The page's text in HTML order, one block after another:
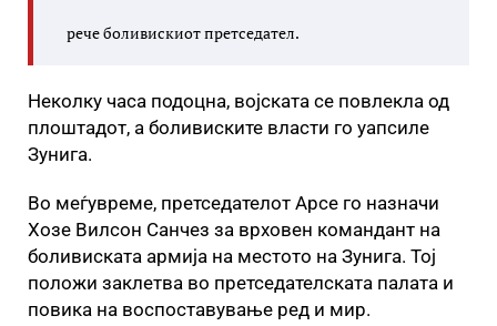
рече боливискиот претседател.
Неколку часа подоцна, војската се повлекла од
плоштадот, а боливиските власти го уапсиле
Зунига.
Во меѓувреме, претседателот Арсе го назначи
Хозе Вилсон Санчез за врховен командант на
боливиската армија на местото на Зунига. Тој
положи заклетва во претседателската палата и
повика на воспоставување ред и мир.